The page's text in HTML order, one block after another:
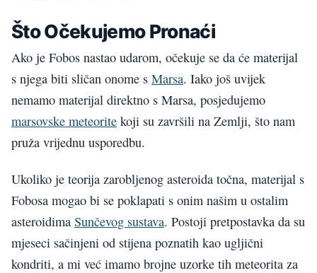
Što Očekujemo Pronaći
Ako je Fobos nastao udarom, očekuje se da će materijal
s njega biti sličan onome s Marsa. Iako još uvijek
nemamo materijal direktno s Marsa, posjedujemo
marsovske meteorite koji su završili na Zemlji, što nam
pruža vrijednu usporedbu.
Ukoliko je teorija zarobljenog asteroida točna, materijal s
Fobosa mogao bi se poklapati s onim našim u ostalim
asteroidima Sunčevog sustava. Postoji pretpostavka da su
mjeseci sačinjeni od stijena poznatih kao ugljični
kondriti, a mi već imamo brojne uzorke tih meteorita za